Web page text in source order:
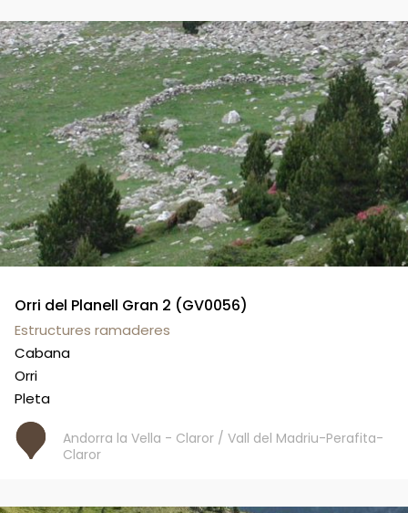
Orri del Planell Gran 2 (GV0056)
Estructures ramaderes
Cabana
Orri
Pleta
Andorra la Vella - Claror / Vall del Madriu-Perafita-
Claror